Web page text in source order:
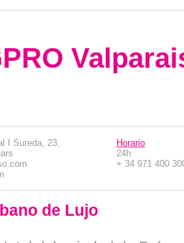
I Sureda, 23,
Horario
24h
+ 34 971 400
de Lujo